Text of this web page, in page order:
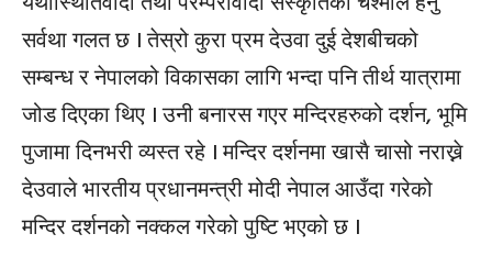
सर्वथा गलत छ । तेस्रो कुरा प्रम देउवा दुई देशबीचको
सम्बन्ध र नेपालको विकासका लागि भन्दा पनि तीर्थ यात्रामा
जोड दिएका थिए । उनी बनारस गएर मन्दिरहरुको दर्शन, भूमि
पुजामा दिनभरी व्यस्त रहे । मन्दिर दर्शनमा खासै चासो नराख्ने
देउवाले भारतीय प्रधानमन्त्री मोदी नेपाल आउँदा गरेको
मन्दिर दर्शनको नक्कल गरेको पुष्टि भएको छ ।